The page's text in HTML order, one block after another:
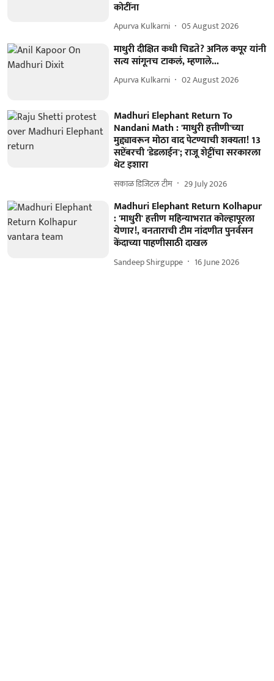
कोटींना
Apurva Kulkarni 05 August 2026
माधुरी दीक्षित कधी चिडते? अनिल कपूर यांनी
सत्य सांगूनच टाकलं, म्हणाले...
Apurva Kulkarni 02 August 2026
Madhuri Elephant Return To
Nandani Math : 'माधुरी हत्तीणी'च्या
मुद्द्यावरून मोठा वाद पेटण्याची शक्यता! 13
सप्टेंबरची 'डेडलाईन'; राजू शेट्टींचा सरकारला
थेट इशारा
सकाळ डिजिटल टीम 29 July 2026
Madhuri Elephant Return Kolhapur
: 'माधुरी' हत्तीण महिन्याभरात कोल्हापूरला
येणार!, वनताराची टीम नांदणीत पुनर्वसन
केंदाच्या पाहणीसाठी दाखल
Sandeep Shirguppe 16 June 2026